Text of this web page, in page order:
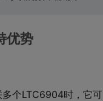
优势
多个LTC6904时，它